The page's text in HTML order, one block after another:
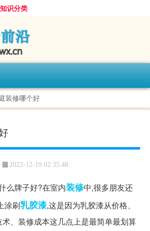
知识分类
装修哪个好
2022-12-19 02:35:48
么牌子好?在室内装修中,很多朋友还
涂刷乳胶漆,这是因为乳胶漆从价格、
、装修成本这几点上是最简单最划算